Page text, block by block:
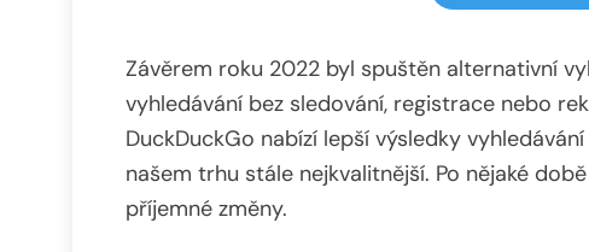
Závěrem roku 2022 byl spuštěn alternativní
vyhledávání bez sledování, registrace nebo
DuckDuckGo nabízí lepší výsledky
našem trhu stále nejkvalitnější. Po nějaké
příjemné změny.